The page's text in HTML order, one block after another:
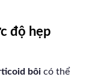
độ hẹp
bôi có thể